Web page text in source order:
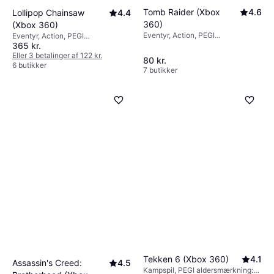
Lollipop Chainsaw
(Xbox 360)
4.4
Eventyr, Action, PEGI
aldersmærkning: 18
365 kr.
Eller 3 betalinger af 122 kr.
6 butikker
Tomb Raider (Xbox
360)
4.6
Eventyr, Action, PEGI
80 kr.
7 butikker
Assassin's Creed:
4.5 Tekken 6 (Xbox 360) 4.1
Kampspil, PEGI aldersmærkning: